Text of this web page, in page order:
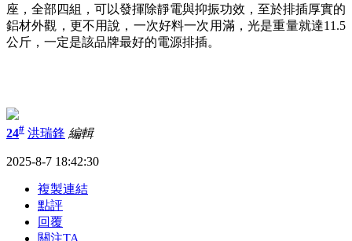
座，全部四組，可以發揮除靜電與抑振功效，至於排插厚實的
鋁材外觀，更不用說，一次好料一次用滿，光是重量就達11.5
公斤，一定是該品牌最好的電源排插。
24# 洪瑞鋒 編輯
2025-8-7 18:42:30
複製連結
點評
回覆